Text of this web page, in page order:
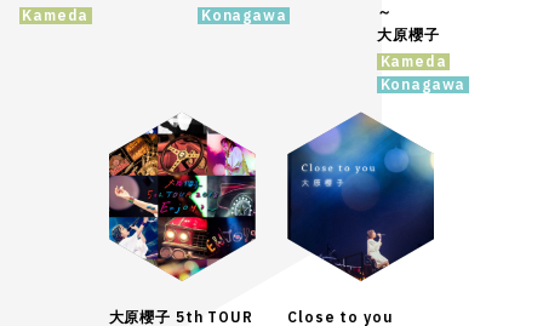
Kameda
Konagawa
～
大原櫻子
Kameda
Konagawa
大原櫻子 5th TOUR
Close to you